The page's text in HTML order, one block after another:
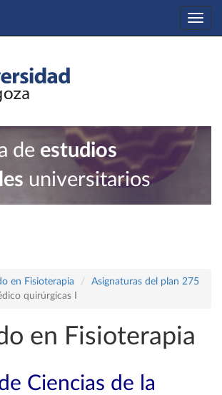
de estudios
universitarios
en Fisioterapia
Asignaturas del plan 275
quirúrgicas I
en Fisioterapia
Ciencias de la